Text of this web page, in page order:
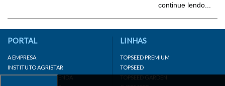
continue lendo...
PORTAL
A EMPRESA
INSTITUTO AGRISTAR
DISTRIBUIDOR/REVENDA
LINHAS
TOPSEED PREMIUM
TOPSEED
TOPSEED GARDEN